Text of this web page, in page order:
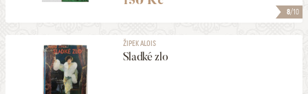
8/10
ŽIPEK ALOIS
Sladké zlo